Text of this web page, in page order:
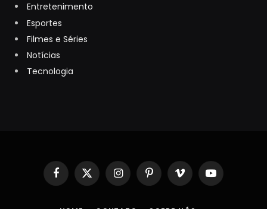
Entretenimento
Esportes
Filmes e Séries
Notícias
Tecnologia
Facebook
X
(Twitter)
InstagramPinterestVimeo YouTube